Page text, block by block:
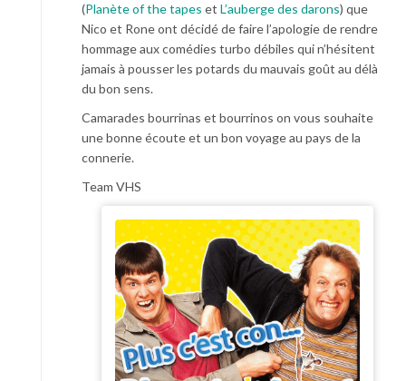
(Planète of the tapes et L’auberge des darons) que
Nico et Rone ont décidé de faire l’apologie de rendre
hommage aux comédies turbo débiles qui n’hésitent
jamais à pousser les potards du mauvais goût au délà
du bon sens.
Camarades bourrinas et bourrinos on vous souhaite
une bonne écoute et un bon voyage au pays de la
connerie.
Team VHS